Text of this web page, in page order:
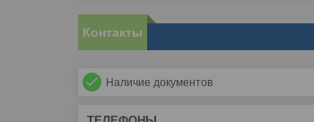
Контакты
Наличие документов